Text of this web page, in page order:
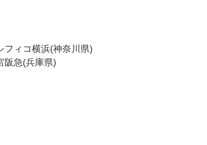
フィコ横浜(神奈川県)
阪急(兵庫県)